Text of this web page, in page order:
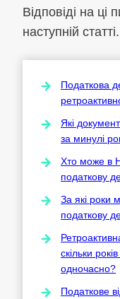
Відповіді на ці
наступній статті.
Податкова
Які
за минулі
Хто може в
податкову
За які роки
податкову
скільки
одночасно?
Податкове